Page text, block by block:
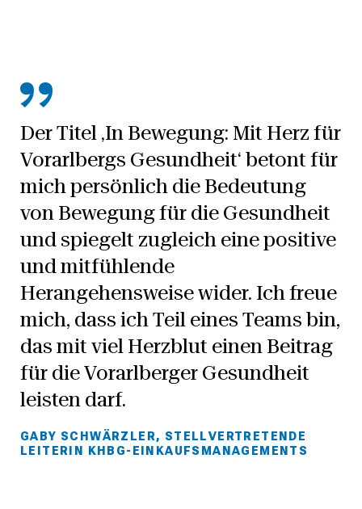
Der Titel ‚In Bewegung: Mit Herz für
Vorarlbergs Gesundheit‘ betont für
mich persönlich die Bedeutung
von Bewegung für die Gesundheit
und spiegelt zugleich eine positive
und mitfühlende
Herangehensweise wider. Ich freue
mich, dass ich Teil eines Teams bin,
das mit viel Herzblut einen Beitrag
für die Vorarlberger Gesundheit
leisten darf.
GABY SCHWÄRZLER, STELLVERTRETENDE
LEITERIN KHBG-EINKAUFSMANAGEMENTS